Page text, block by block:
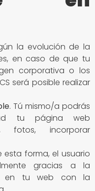
la evolución de la
en caso de que tu
corporativa o los
será posible realizar
. Tú mismo/a podrás
tu página web
fotos, incorporar
esta forma, el usuario
gracias a la
en tu web con la